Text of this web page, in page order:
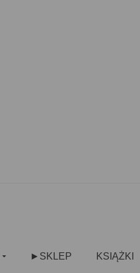
►SKLEP KSIĄŻKI